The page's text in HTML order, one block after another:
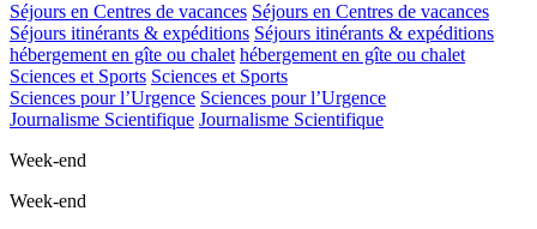
Séjours en Centres de vacances Séjours en Centres de vacances
Séjours itinérants & expéditions Séjours itinérants & expéditions
hébergement en gîte ou chalet hébergement en gîte ou chalet
Sciences et Sports Sciences et Sports
Sciences pour l’Urgence Sciences pour l’Urgence
Journalisme Scientifique Journalisme Scientifique
Week-end
Week-end